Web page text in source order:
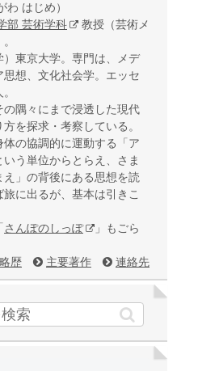
わ はじめ）
部 芸術学科
教授（芸術メ
）東京大学。専門は、メデ
思想、文化社会学。エッセ
の隅々にまで浸透した現代
を探求・考察している。
体の協調的に運動する「ア
いう単位からとらえ、さま
え」の背後にある思想を読
に出るが、基本は引きこ
さんぽのしっぽ
」もごら
略歴
主要著作 連絡先